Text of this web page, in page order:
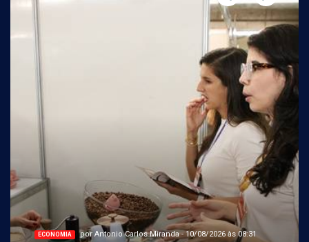
ECONOMIA por Antonio Carlos Miranda - 10/08/2026 às 08:31